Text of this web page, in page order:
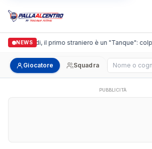
NEWS
Casalguidi, il primo straniero è un "Tanque":
Giocatore Squadra Cerca
PUBBLICITÀ